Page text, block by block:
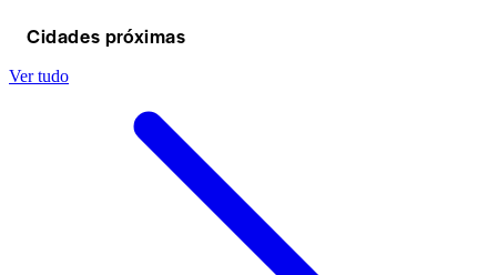
Cidades próximas
Ver tudo